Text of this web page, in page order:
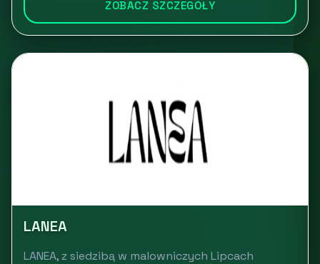
ZOBACZ SZCZEGÓŁY
LANEA
LANEA, z siedzibą w malowniczych Lipcach